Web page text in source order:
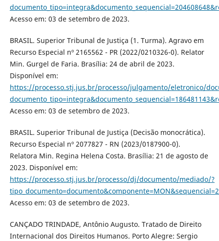
Acesso em: 03 de setembro de 2023.
BRASIL. Superior Tribunal de Justiça (1. Turma). Agravo em
Recurso Especial nº 2165562 - PR (2022/0210326-0). Relator
Min. Gurgel de Faria. Brasília: 24 de abril de 2023.
Disponível em:
https://processo.stj.jus.br/processo/julgamento/eletronico/
Acesso em: 03 de setembro de 2023.
BRASIL. Superior Tribunal de Justiça (Decisão monocrática).
Recurso Especial nº 2077827 - RN (2023/0187900-0).
Relatora Min. Regina Helena Costa. Brasília: 21 de agosto de
2023. Disponível em:
https://processo.stj.jus.br/processo/dj/documento/mediado/?
Acesso em: 03 de setembro de 2023.
CANÇADO TRINDADE, Antônio Augusto. Tratado de Direito
Internacional dos Direitos Humanos. Porto Alegre: Sergio